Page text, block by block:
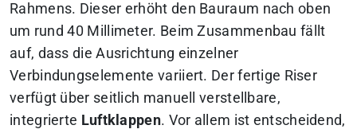
Rahmens. Dieser erhöht den Bauraum nach oben
um rund 40 Millimeter. Beim Zusammenbau fällt
auf, dass die Ausrichtung einzelner
Verbindungselemente variiert. Der fertige Riser
verfügt über seitlich manuell verstellbare,
integrierte Luftklappen. Vor allem ist entscheidend,